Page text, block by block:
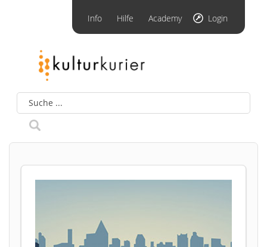
Info Hilfe Academy Login